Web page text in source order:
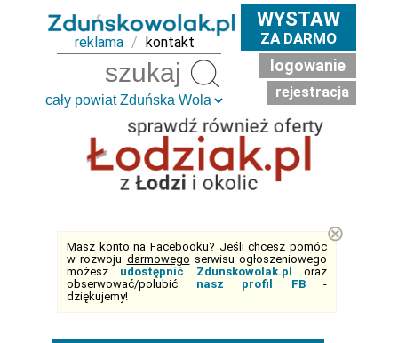
reklama / kontakt
WYSTAW
ZA DARMO
logowanie
rejestracja
Masz konto na Facebooku? Jeśli chcesz pomóc
w rozwoju darmowego serwisu ogłoszeniowego
możesz udostępnić Zdunskowolak.pl
oraz
obserwować/polubić nasz profil FB-
dziękujemy!
⊗